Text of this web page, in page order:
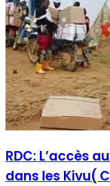
RDC: L’accès
dans les Kivu(